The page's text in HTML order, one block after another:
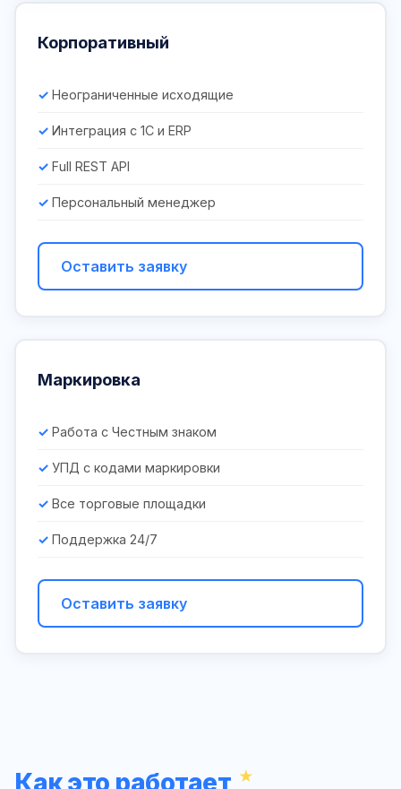
Корпоративный
Неограниченные исходящие
Интеграция с 1С и ERP
Full REST API
Персональный менеджер
Оставить заявку
Маркировка
Работа с Честным знаком
УПД с кодами маркировки
Все торговые площадки
Поддержка 24/7
Оставить заявку
Как это работает